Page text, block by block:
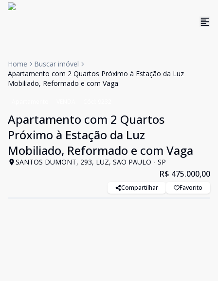
Home
Buscar imóvel
Apartamento com 2 Quartos Próximo à Estação da Luz
Mobiliado, Reformado e com Vaga
Apartamento com 2 Quartos
Próximo à Estação da Luz
Mobiliado, Reformado e com Vaga
SANTOS DUMONT, 293, LUZ, SAO PAULO - SP
R$ 475.000,00
Compartilhar Favorito